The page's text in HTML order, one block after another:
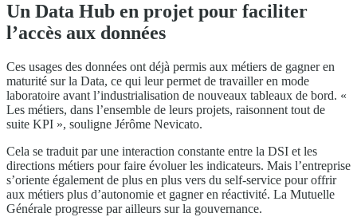
Un Data Hub en projet pour faciliter
l’accès aux données
Ces usages des données ont déjà permis aux métiers de gagner en
maturité sur la Data, ce qui leur permet de travailler en mode
laboratoire avant l’industrialisation de nouveaux tableaux de bord. «
Les métiers, dans l’ensemble de leurs projets, raisonnent tout de
suite KPI », souligne Jérôme Nevicato.
Cela se traduit par une interaction constante entre la DSI et les
directions métiers pour faire évoluer les indicateurs. Mais l’entreprise
s’oriente également de plus en plus vers du self-service pour offrir
aux métiers plus d’autonomie et gagner en réactivité. La Mutuelle
Générale progresse par ailleurs sur la gouvernance.